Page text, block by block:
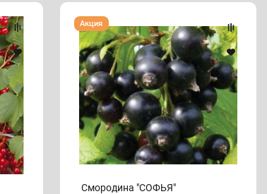
Смородина
"СОФЬЯ"
Смородина "СОФЬЯ"
Акция